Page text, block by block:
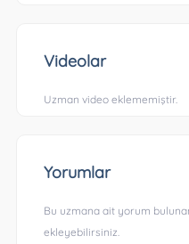
Videolar
Uzman video eklememiştir.
Yorumlar
Bu uzmana ait yorum
ekleyebilirsiniz.